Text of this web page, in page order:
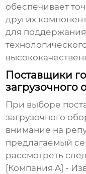
обеспечивает
других
для
Поставщики
загрузочного
При выборе
загрузочного
внимание на
предлагаемый
рассмотреть
[Компания A] -